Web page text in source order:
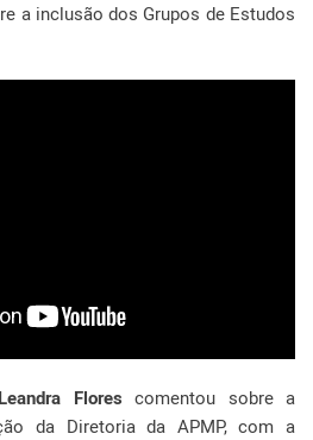
a inclusão dos Grupos de Estudos
Leandra Flores comentou sobre a
da Diretoria da APMP, com a